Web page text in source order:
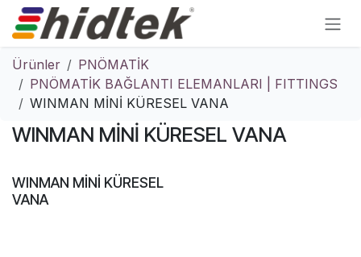
İçereği Atla
Ürünler
PNÖMATİK
PNÖMATİK BAĞLANTI ELEMANLARI | FITTINGS
WINMAN MİNİ KÜRESEL VANA
WINMAN MİNİ KÜRESEL VANA
WINMAN MİNİ KÜRESEL
VANA